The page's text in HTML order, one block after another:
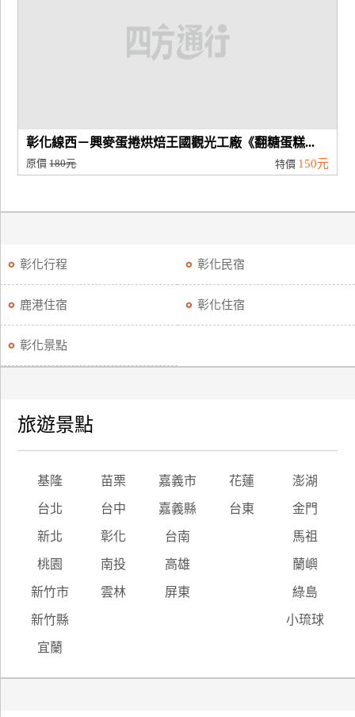
伴
計
劃
宣
彰化線西－興麥蛋捲烘焙王國觀光工廠《翻糖蛋糕...
原價180元 特價 150元
彰化行程 彰化民宿
鹿港住宿 彰化住宿
彰化景點
旅遊景點
基隆 苗栗 嘉義市 花蓮 澎湖
台北 台中 嘉義縣 台東 金門
新北 彰化 台南 馬祖
桃園 南投 高雄 蘭嶼
新竹市 雲林 屏東 綠島
新竹縣 小琉球
宜蘭